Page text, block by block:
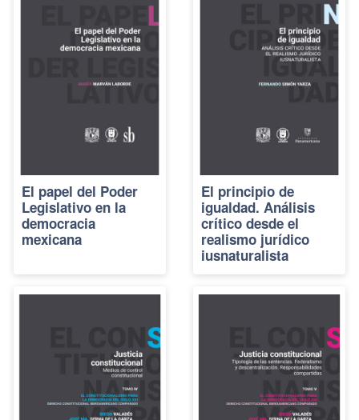
El papel del Poder
Legislativo en la
democracia
mexicana
El principio de
igualdad. Análisis
crítico desde el
realismo jurídico
iusnaturalista